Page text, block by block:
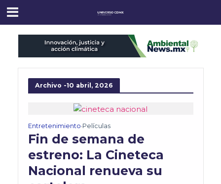
Archivo -10 abril, 2026
Entretenimiento•Películas
Fin de semana de
estreno: La Cineteca
Nacional renueva su